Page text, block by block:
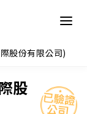
股份有限公司)
股